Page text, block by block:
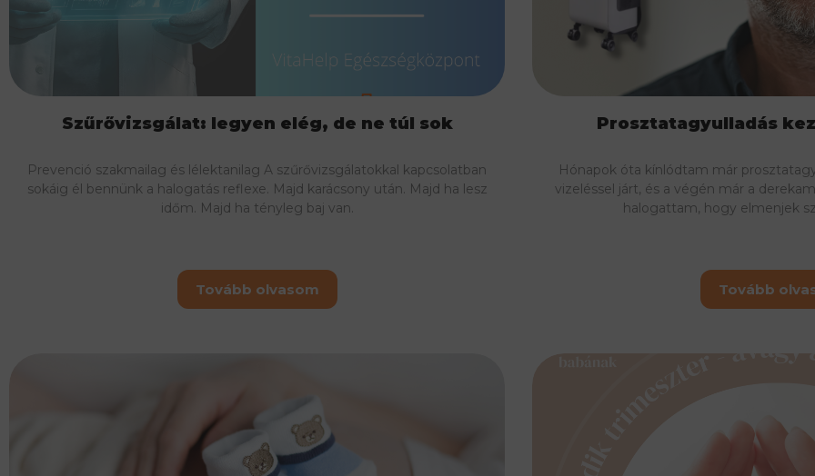
Szűrővizsgálat: legyen elég, de ne túl sok
Prevenció szakmailag és lélektanilag A szűrővizsgálatokkal kapcsolatban
sokáig él bennünk a halogatás reflexe. Majd karácsony után. Majd ha lesz
időm. Majd ha tényleg baj van.
Tovább olvasom
Prosztatagyulladás
Hónapok óta kínlódtam már
vizeléssel járt, és a végén már a
halogattam, hogy elmenjek
Tovább